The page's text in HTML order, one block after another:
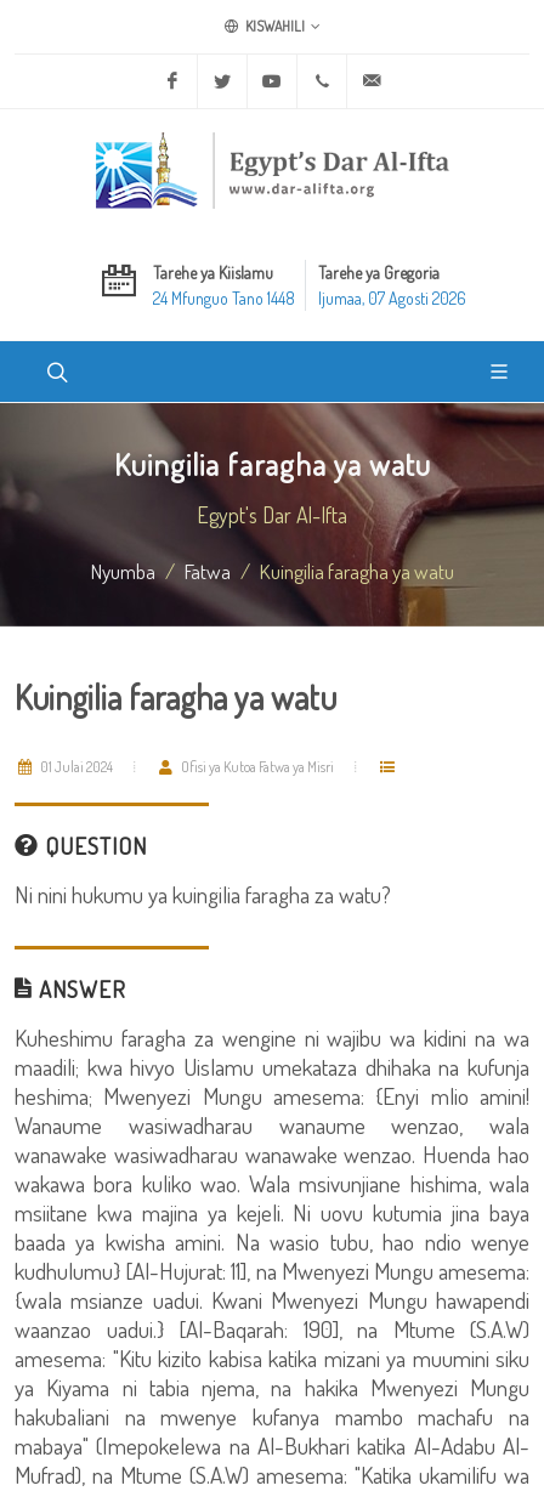
KISWAHILI
Facebook Twitter Youtube +20 2 25970400
Tarehe ya Kiislamu
24 Mfunguo Tano 1448
Tarehe ya Gregoria
Ijumaa, 07 Agosti 2026
Kuingilia faragha ya watu
Egypt's Dar Al-Ifta
Nyumba Fatwa Kuingilia faragha ya watu
Kuingilia faragha ya watu
01 Julai 2024 Ofisi ya Kutoa Fatwa ya Misri
QUESTION
Ni nini hukumu ya kuingilia faragha za watu?
ANSWER
Kuheshimu faragha za wengine ni wajibu wa kidini na wa
maadili; kwa hivyo Uislamu umekataza dhihaka na kufunja
heshima; Mwenyezi Mungu amesema: {Enyi mlio amini!
Wanaume wasiwadharau wanaume wenzao, wala
wanawake wasiwadharau wanawake wenzao. Huenda hao
wakawa bora kuliko wao. Wala msivunjiane hishima, wala
msiitane kwa majina ya kejeli. Ni uovu kutumia jina baya
baada ya kwisha amini. Na wasio tubu, hao ndio wenye
kudhulumu} [Al-Hujurat: 11], na Mwenyezi Mungu amesema:
{wala msianze uadui. Kwani Mwenyezi Mungu hawapendi
waanzao uadui.} [Al-Baqarah: 190], na Mtume (S.A.W)
amesema: "Kitu kizito kabisa katika mizani ya muumini siku
ya Kiyama ni tabia njema, na hakika Mwenyezi Mungu
hakubaliani na mwenye kufanya mambo machafu na
mabaya" (Imepokelewa na Al-Bukhari katika Al-Adabu Al-
Mufrad), na Mtume (S.A.W) amesema: "Katika ukamilifu wa